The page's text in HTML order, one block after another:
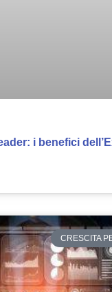
i benefici
CRESCITA